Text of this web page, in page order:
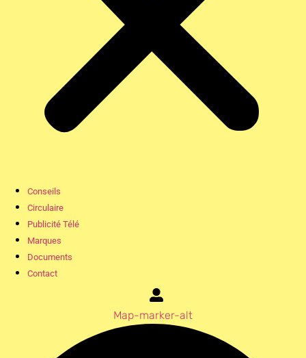
Conseils
Circulaire
Publicité Télé
Marques
Documents
Contact
Map-marker-alt